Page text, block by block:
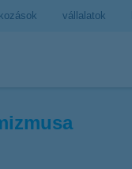
vállalatok